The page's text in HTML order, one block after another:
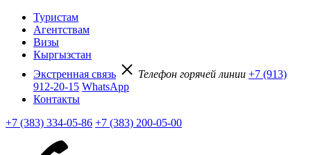
Туристам
Агентствам
Визы
Кыргызстан
Экстренная связь
Телефон горячей линии +7 (913)
912-20-15 WhatsApp
Контакты
+7 (383) 334-05-86 +7 (383) 200-05-00